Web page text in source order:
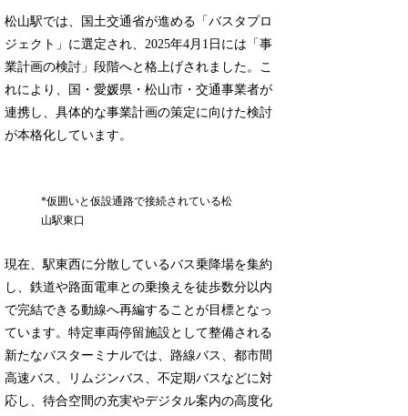
松山駅では、国土交通省が進める「バスタプロ
ジェクト」に選定され、2025年4月1日には「事
業計画の検討」段階へと格上げされました。こ
れにより、国・愛媛県・松山市・交通事業者が
連携し、具体的な事業計画の策定に向けた検討
が本格化しています。
*仮囲いと仮設通路で接続されている松
山駅東口
現在、駅東西に分散しているバス乗降場を集約
し、鉄道や路面電車との乗換えを徒歩数分以内
で完結できる動線へ再編することが目標となっ
ています。特定車両停留施設として整備される
新たなバスターミナルでは、路線バス、都市間
高速バス、リムジンバス、不定期バスなどに対
応し、待合空間の充実やデジタル案内の高度化